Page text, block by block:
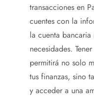
transacciones en
cuentes con la
la cuenta
necesidades.
permitirá no solo
tus finanzas, sino
y acceder a una